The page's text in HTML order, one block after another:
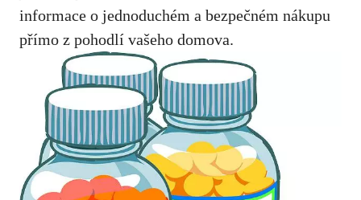
informace o jednoduchém a bezpečném nákupu
přímo z pohodlí vašeho domova.